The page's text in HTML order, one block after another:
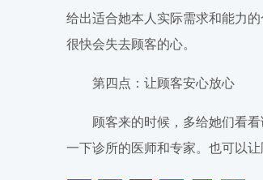
给出适合她本人实际需求和能力
很快会失去顾客的心。
第四点：让顾客安心放心
顾客来的时候，多给她们看看
一下诊所的医师和专家。也可以让